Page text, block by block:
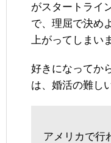
がスタートライ
で、理屈で決め
上がってしまい
好きになってか
は、婚活の難し
アメリカで行